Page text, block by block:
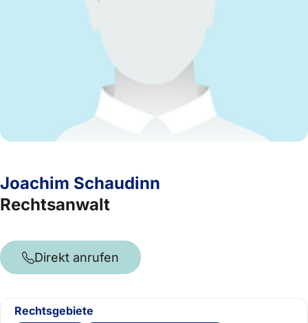
Joachim Schaudinn
Rechtsanwalt
Direkt anrufen
Rechtsgebiete